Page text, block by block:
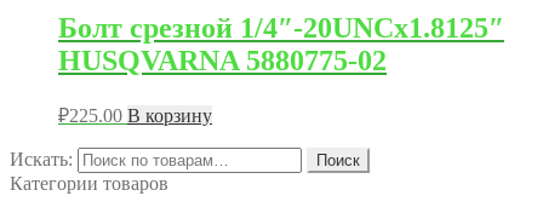
Болт срезной 1/​4″-20UNCx1.8125″
HUSQVARNA 5880775-02
₽225.00 В корзину
Искать: Поиск
Категории товаров